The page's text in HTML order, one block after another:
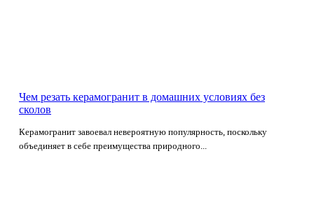
Чем резать керамогранит в домашних условиях без
сколов
Керамогранит завоевал невероятную популярность, поскольку
объединяет в себе преимущества природного...